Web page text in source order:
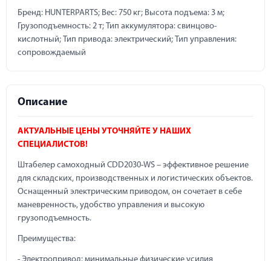
Бренд: HUNTERPARTS; Вес: 750 кг; Высота подъема: 3 м;
Грузоподъемность: 2 т; Тип аккумулятора: свинцово-
кислотный; Тип привода: электрический; Тип управления:
сопровождаемый
Описание
АКТУАЛЬНЫЕ ЦЕНЫ УТОЧНЯЙТЕ У НАШИХ
СПЕЦИАЛИСТОВ!
Штабелер самоходный CDD2030-WS – эффективное решение
для складских, производственных и логистических объектов.
Оснащенный электрическим приводом, он сочетает в себе
маневренность, удобство управления и высокую
грузоподъемность.
Преимущества: